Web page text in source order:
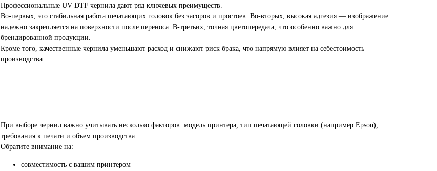
Профессиональные UV DTF чернила дают ряд ключевых преимуществ.
Во-первых, это стабильная работа печатающих головок без засоров и простоев. Во-вторых, высокая адгезия — изображение
надежно закрепляется на поверхности после переноса. В-третьих, точная цветопередача, что особенно важно для
брендированной продукции.
Кроме того, качественные чернила уменьшают расход и снижают риск брака, что напрямую влияет на себестоимость
производства.
При выборе чернил важно учитывать несколько факторов: модель принтера, тип печатающей головки (например Epson),
требования к печати и объем производства.
Обратите внимание на:
совместимость с вашим принтером